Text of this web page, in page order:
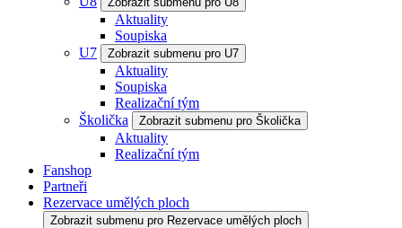
Aktuality
Soupiska
U7
Zobrazit submenu pro U7
Aktuality
Soupiska
Realizační tým
Školička
Zobrazit submenu pro Školička
Aktuality
Realizační tým
Fanshop
Partneři
Rezervace umělých ploch
Zobrazit submenu pro Rezervace umělých ploch